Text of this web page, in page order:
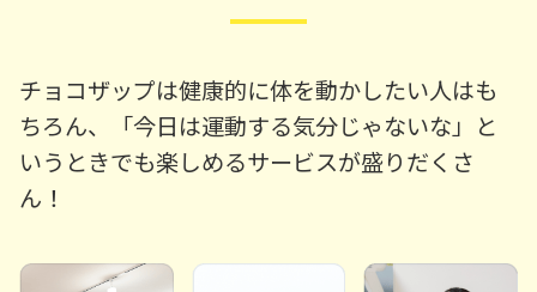
チョコザップは健康的に体を動かしたい人はも
ちろん、「今日は運動する気分じゃないな」と
いうときでも楽しめるサービスが盛りだくさ
ん！